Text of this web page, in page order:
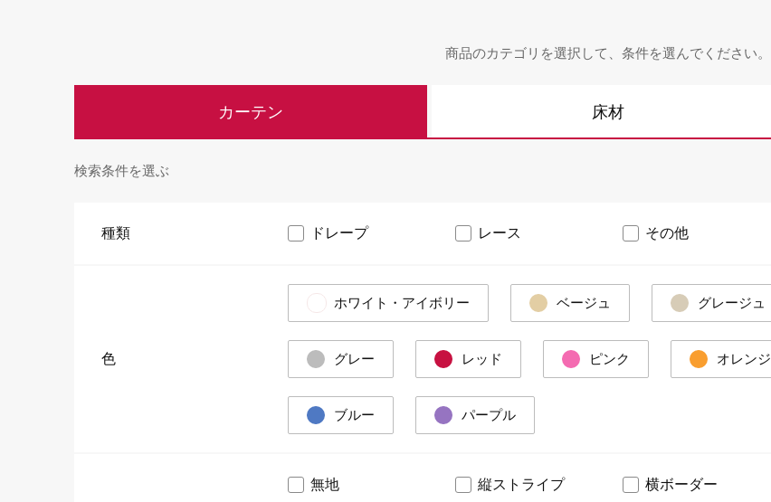
商品のカテゴリを選択して、 条件を選んでください。
カーテン 床材
検索条件を選ぶ
種類 ドレープ レース その他
色
ホワイト・アイボリー ベージュ グレージュ
グレー レッド ピンク オレンジ
ブルー パープル
無地 縦ストライプ 横ボーダー